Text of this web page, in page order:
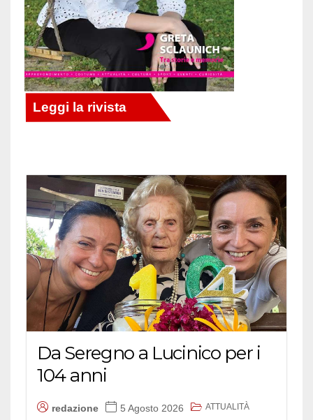
Da Seregno a Lucinico per i
104 anni
redazione 5 Agosto 2026 ATTUALITÀ